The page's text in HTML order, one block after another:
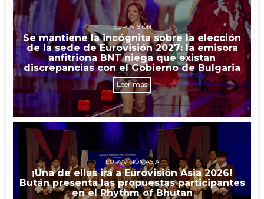
EUROVISIÓN
Se mantiene la incógnita sobre la elección
de la sede de Eurovisión 2027: la emisora
anfitriona BNT niega que existan
discrepancias con el Gobierno de Bulgaria
Leer más
EUROVISIÓN ASIA
¡Una de ellas irá a Eurovisión Asia 2026!
Bután presenta las propuestas participantes
en el Rhythm of Bhutan